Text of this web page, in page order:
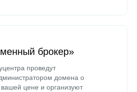
брокер»
проведут
домена о
цене и организуют